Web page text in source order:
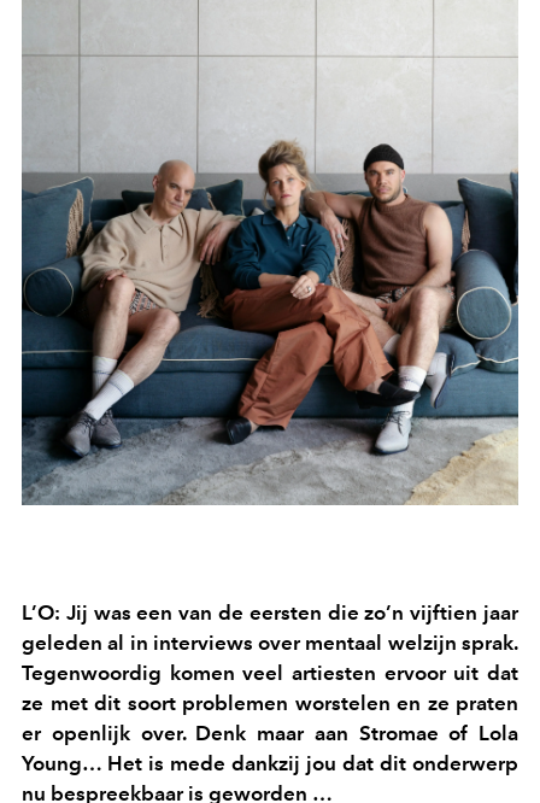
L’O: Jij was een van de eersten die zo’n vijftien jaar
geleden al in interviews over mentaal welzijn sprak.
Tegenwoordig komen veel artiesten ervoor uit dat
ze met dit soort problemen worstelen en ze praten
er openlijk over. Denk maar aan Stromae of Lola
Young… Het is mede dankzij jou dat dit onderwerp
nu bespreekbaar is geworden …